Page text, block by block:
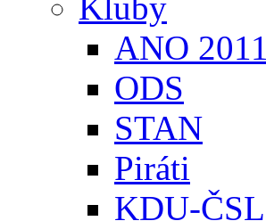
ANO 2011
ODS
STAN
Piráti
KDU-ČSL